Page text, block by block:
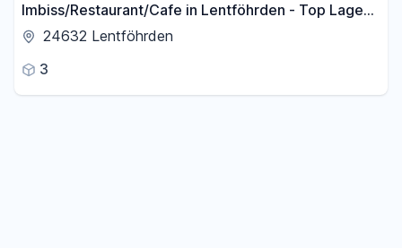
Imbiss/Restaurant/Cafe in Lentföhrden - Top Lage
an der Bundesstraße zur A7
24632 Lentföhrden
3